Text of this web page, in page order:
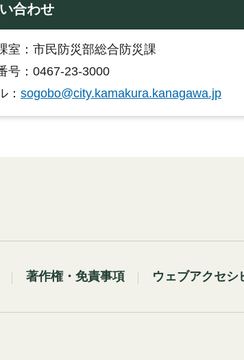
合わせ
室：市民防災部総合防災課
号：0467-23-3000
： sogobo@city.kamakura.kanagawa.jp
著作権・免責事項 ウェブアクセシ